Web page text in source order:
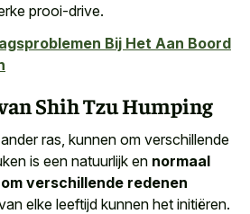
prooi-drive.
Bij Het Aan Boord
Shih Tzu Humping
ras, kunnen om verschillende
is een natuurlijk en normaal
verschillende redenen
elke leeftijd kunnen het initiëren.